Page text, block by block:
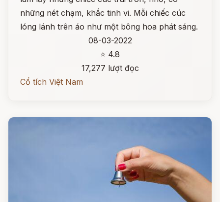
những nét chạm, khắc tinh vi. Mỗi chiếc cúc
lóng lánh trên áo như một bông hoa phát sáng.
08-03-2022
⭐ 4.8
17,277 lượt đọc
Cổ tích Việt Nam